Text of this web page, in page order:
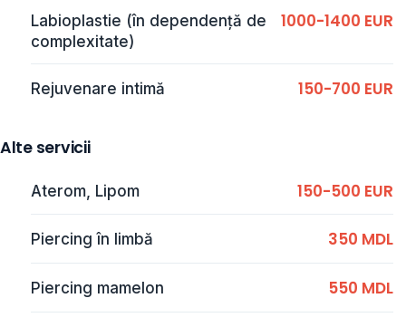
Labioplastie (în dependență de
complexitate)
1000-1400 EUR
Rejuvenare intimă 150-700 EUR
Alte servicii
Aterom, Lipom 150-500 EUR
Piercing în limbă 350 MDL
Piercing mamelon 550 MDL